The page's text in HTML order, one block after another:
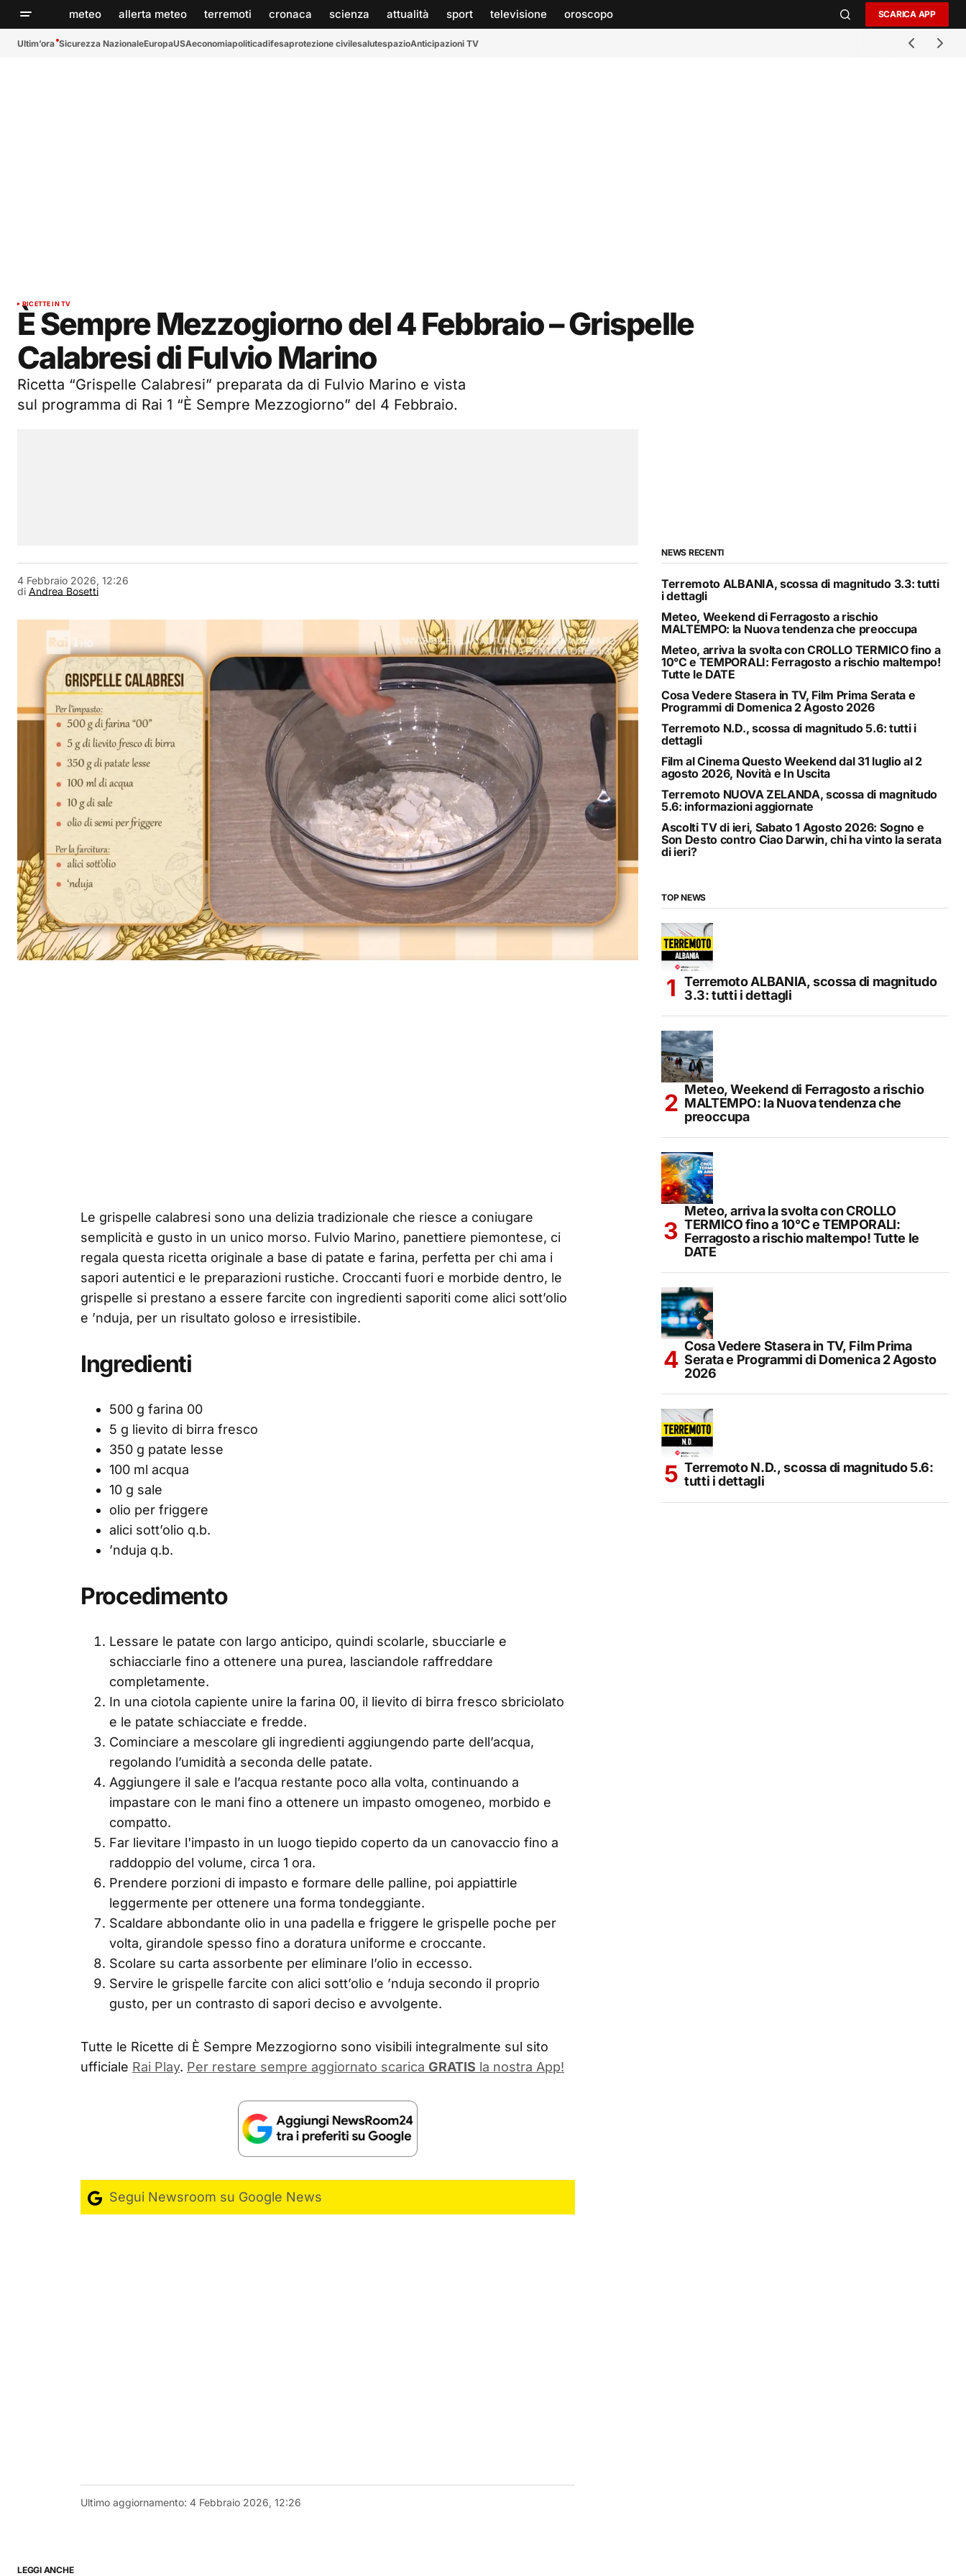
meteo allerta meteo terremoti cronaca scienza attualità sport televisione oroscopo SCARICA APP
Ultim’ora Sicurezza NazionaleEuropaUSAeconomiapoliticadifesaprotezione civilesalutespazioAnticipazioni TV
RICETTE IN TV
È Sempre Mezzogiorno del 4 Febbraio – Grispelle
Calabresi di Fulvio Marino
Ricetta “Grispelle Calabresi” preparata da di Fulvio Marino e vista
sul programma di Rai 1 “È Sempre Mezzogiorno” del 4 Febbraio.
di Andrea Bosetti
4 Febbraio 2026, 12:26
Le grispelle calabresi sono una delizia tradizionale che riesce a coniugare
semplicità e gusto in un unico morso. Fulvio Marino, panettiere piemontese, ci
regala questa ricetta originale a base di patate e farina, perfetta per chi ama i
sapori autentici e le preparazioni rustiche. Croccanti fuori e morbide dentro, le
grispelle si prestano a essere farcite con ingredienti saporiti come alici sott’olio
e ’nduja, per un risultato goloso e irresistibile.
Ingredienti
500 g farina 00
5 g lievito di birra fresco
350 g patate lesse
100 ml acqua
10 g sale
olio per friggere
alici sott’olio q.b.
’nduja q.b.
Procedimento
Lessare le patate con largo anticipo, quindi scolarle, sbucciarle e
schiacciarle fino a ottenere una purea, lasciandole raffreddare
completamente.
In una ciotola capiente unire la farina 00, il lievito di birra fresco sbriciolato
e le patate schiacciate e fredde.
Cominciare a mescolare gli ingredienti aggiungendo parte dell’acqua,
regolando l’umidità a seconda delle patate.
Aggiungere il sale e l’acqua restante poco alla volta, continuando a
impastare con le mani fino a ottenere un impasto omogeneo, morbido e
compatto.
Far lievitare l'impasto in un luogo tiepido coperto da un canovaccio fino a
raddoppio del volume, circa 1 ora.
Prendere porzioni di impasto e formare delle palline, poi appiattirle
leggermente per ottenere una forma tondeggiante.
Scaldare abbondante olio in una padella e friggere le grispelle poche per
volta, girandole spesso fino a doratura uniforme e croccante.
Scolare su carta assorbente per eliminare l’olio in eccesso.
Servire le grispelle farcite con alici sott’olio e ’nduja secondo il proprio
gusto, per un contrasto di sapori deciso e avvolgente.
Tutte le Ricette di È Sempre Mezzogiorno sono visibili integralmente sul sito
ufficiale Rai Play. Per restare sempre aggiornato scarica GRATIS la nostra App!
Segui Newsroom su Google News
Ultimo aggiornamento: 4 Febbraio 2026, 12:26
LEGGI ANCHE
NEWS RECENTI
Terremoto ALBANIA, scossa di magnitudo 3.3: tutti
i dettagli
Meteo, Weekend di Ferragosto a rischio
MALTEMPO: la Nuova tendenza che preoccupa
Meteo, arriva la svolta con CROLLO TERMICO fino a
10°C e TEMPORALI: Ferragosto a rischio maltempo!
Tutte le DATE
Cosa Vedere Stasera in TV, Film Prima Serata e
Programmi di Domenica 2 Agosto 2026
Terremoto N.D., scossa di magnitudo 5.6: tutti i
dettagli
Film al Cinema Questo Weekend dal 31 luglio al 2
agosto 2026, Novità e In Uscita
Terremoto NUOVA ZELANDA, scossa di magnitudo
5.6: informazioni aggiornate
Ascolti TV di ieri, Sabato 1 Agosto 2026: Sogno e
Son Desto contro Ciao Darwin, chi ha vinto la serata
di ieri?
TOP NEWS
Terremoto ALBANIA, scossa di magnitudo
3.3: tutti i dettagli
Meteo, Weekend di Ferragosto a rischio
MALTEMPO: la Nuova tendenza che
preoccupa
Meteo, arriva la svolta con CROLLO
TERMICO fino a 10°C e TEMPORALI:
Ferragosto a rischio maltempo! Tutte le
DATE
Cosa Vedere Stasera in TV, Film Prima
Serata e Programmi di Domenica 2 Agosto
2026
Terremoto N.D., scossa di magnitudo 5.6:
tutti i dettagli